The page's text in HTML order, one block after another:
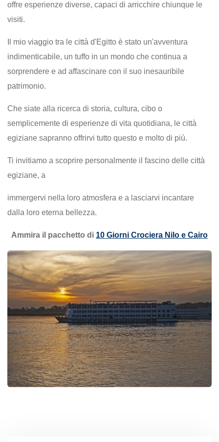
offre esperienze diverse, capaci di arricchire chiunque le
visiti.
Il mio viaggio tra le città d'Egitto è stato un'avventura
indimenticabile, un tuffo in un mondo che continua a
sorprendere e ad affascinare con il suo inesauribile
patrimonio.
Che siate alla ricerca di storia, cultura, cibo o
semplicemente di esperienze di vita quotidiana, le città
egiziane sapranno offrirvi tutto questo e molto di più.
Ti invitiamo a scoprire personalmente il fascino delle città
egiziane, a
immergervi nella loro atmosfera e a lasciarvi incantare
dalla loro eterna bellezza.
Ammira il pacchetto di 10 Giorni Crociera Nilo e Cairo